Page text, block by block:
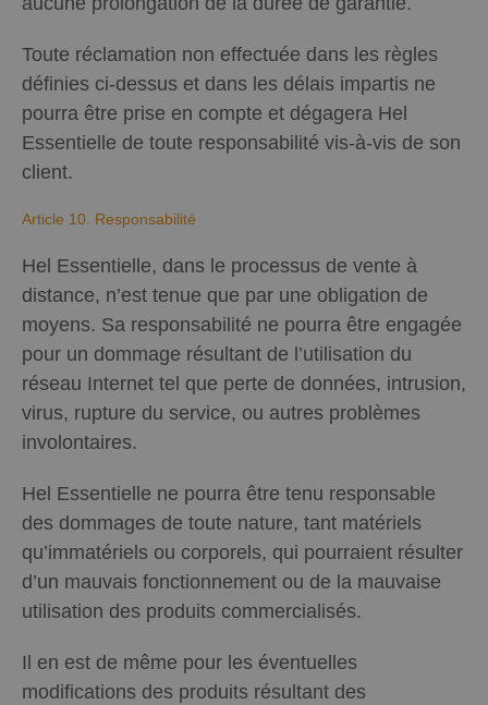
Toute réclamation non effectuée dans les règles
définies ci-dessus et dans les délais impartis ne
pourra être prise en compte et dégagera Hel
Essentielle de toute responsabilité vis-à-vis de son
client.
Article 10. Responsabilité
Hel Essentielle, dans le processus de vente à
distance, n’est tenue que par une obligation de
moyens. Sa responsabilité ne pourra être engagée
pour un dommage résultant de l’utilisation du
réseau Internet tel que perte de données, intrusion,
virus, rupture du service, ou autres problèmes
involontaires.
Hel Essentielle ne pourra être tenu responsable
des dommages de toute nature, tant matériels
qu’immatériels ou corporels, qui pourraient résulter
d’un mauvais fonctionnement ou de la mauvaise
utilisation des produits commercialisés.
Il en est de même pour les éventuelles
modifications des produits résultant des